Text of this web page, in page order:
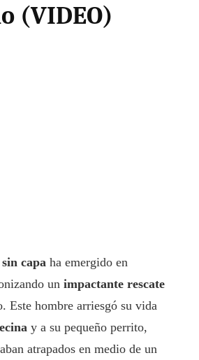
(VIDEO)
capa ha emergido en
un impactante rescate
Este hombre arriesgó su vida
y a su pequeño perrito,
atrapados en medio de un